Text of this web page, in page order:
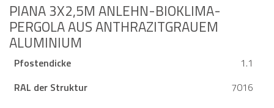
PIANA 3X2,5M ANLEHN-BIOKLIMA-
PERGOLA AUS ANTHRAZITGRAUEM
ALUMINIUM
Pfostendicke
1.1
RAL der Struktur
7016